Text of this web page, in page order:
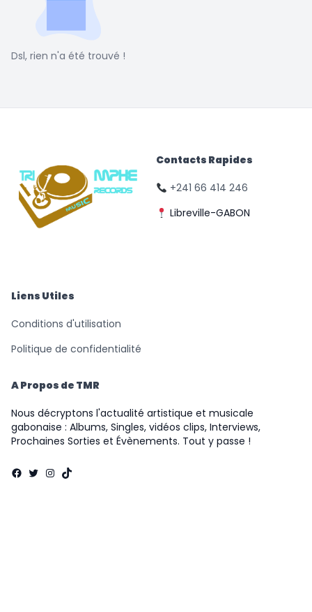
Dsl, rien n'a été trouvé !
Contacts Rapides
+241 66 414 246
Libreville-GABON
Liens Utiles
Conditions d'utilisation
Politique de confidentialité
A Propos de TMR
Nous décryptons l'actualité artistique et musicale
gabonaise : Albums, Singles, vidéos clips, Interviews,
Prochaines Sorties et Évènements. Tout y passe !
Facebook
Twitter
Instagram
TikTok